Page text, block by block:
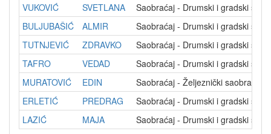
VUKOVIĆ
SVETLANA
Saobraćaj - Drumski i gradski
BULJUBAŠIĆ
ALMIR
Saobraćaj - Drumski i gradski
TUTNJEVIĆ
ZDRAVKO
Saobraćaj - Drumski i gradski
TAFRO
VEDAD
Saobraćaj - Drumski i gradski
MURATOVIĆ
EDIN
Saobraćaj - Željeznički saobraćaj
ERLETIĆ
PREDRAG
Saobraćaj - Drumski i gradski
LAZIĆ
MAJA Saobraćaj - Drumski i gradski